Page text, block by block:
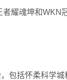
耀魂坤和WKN
包括怀柔科学